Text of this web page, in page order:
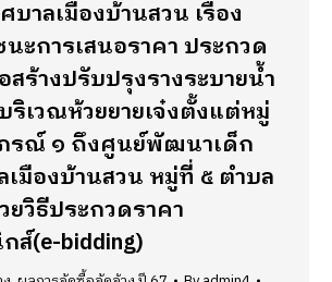
บาลเมืองบ้านสวน เรื่อง
ะการเสนอราคา ประกวด
สร้างปรับปรุงรางระบายน้ำ
ริเวณห้วยยายเจ๋งตั้งแต่หมู่
รณ์ ๑ ถึงศูนย์พัฒนาเด็ก
เมืองบ้านสวน หมู่ที่ ๕ ตำบล
วิธีประกวดราคา
ส์(e-bidding)